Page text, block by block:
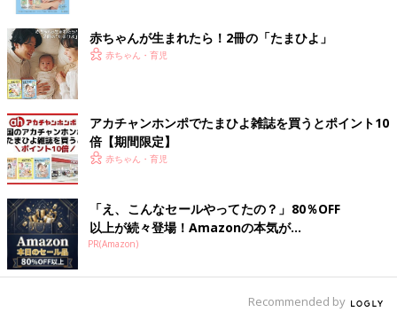
赤ちゃんが生まれたら！2冊の「たまひよ」
赤ちゃん・育児
アカチャンホンポでたまひよ雑誌を買うとポイント10
倍【期間限定】
赤ちゃん・育児
「え、こんなセールやってたの？」80％OFF
以上が続々登場！Amazonの本気が...
PR(Amazon)
Recommended by